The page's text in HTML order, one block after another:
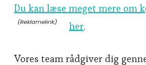
Du kan læse meget mere om
her.
Vores team rådgiver dig